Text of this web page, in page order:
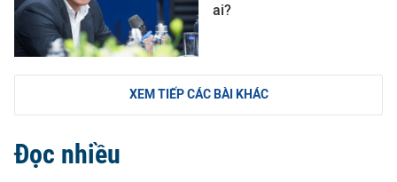
ai?
XEM TIẾP CÁC BÀI KHÁC
Đọc nhiều